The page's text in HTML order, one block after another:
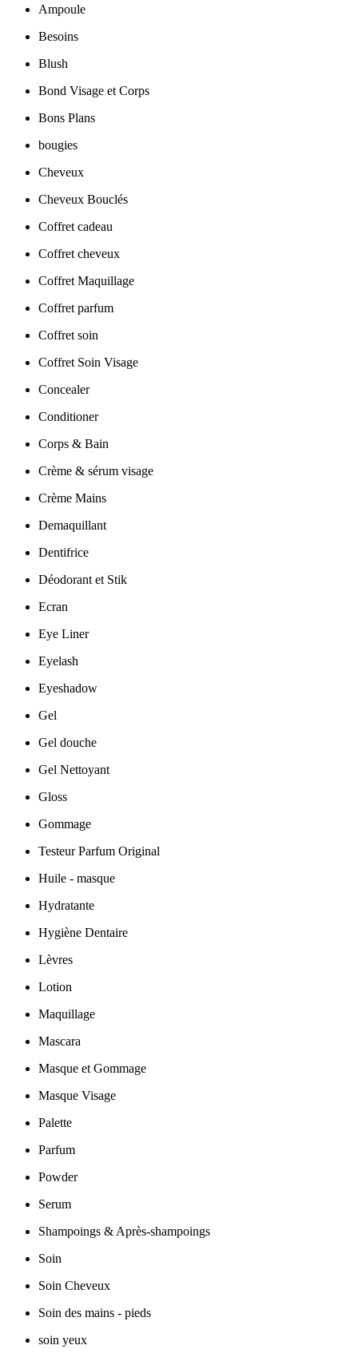
Ampoule
Besoins
Blush
Bond Visage et Corps
Bons Plans
bougies
Cheveux
Cheveux Bouclés
Coffret cadeau
Coffret cheveux
Coffret Maquillage
Coffret parfum
Coffret soin
Coffret Soin Visage
Concealer
Conditioner
Corps & Bain
Crème & sérum visage
Crème Mains
Demaquillant
Dentifrice
Déodorant et Stik
Ecran
Eye Liner
Eyelash
Eyeshadow
Gel
Gel douche
Gel Nettoyant
Gloss
Gommage
Testeur Parfum Original
Huile - masque
Hydratante
Hygiène Dentaire
Lèvres
Lotion
Maquillage
Mascara
Masque et Gommage
Masque Visage
Palette
Parfum
Powder
Serum
Shampoings & Après-shampoings
Soin
Soin Cheveux
Soin des mains - pieds
soin yeux